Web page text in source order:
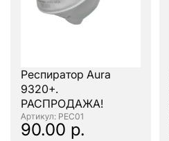
Респиратор Aura
9320+.
РАСПРОДАЖА!
: РЕС01
90.00 р.